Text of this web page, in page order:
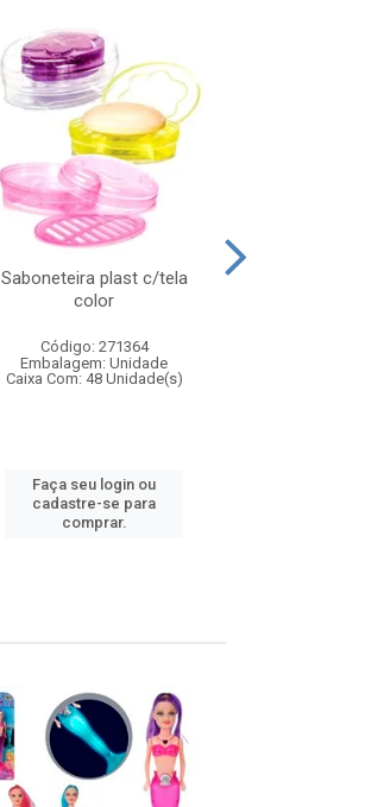
Saboneteira plast c/tela
color
Código: 271364
Embalagem: Unidade
Caixa Com: 48 Unidade(s)
Faça seu login ou
cadastre-se para
comprar.